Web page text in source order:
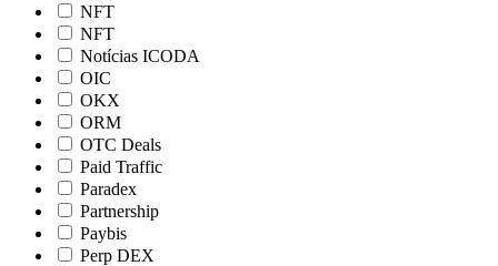
NFT
NFT
Notícias ICODA
OIC
OKX
ORM
OTC Deals
Paid Traffic
Paradex
Partnership
Paybis
Perp DEX